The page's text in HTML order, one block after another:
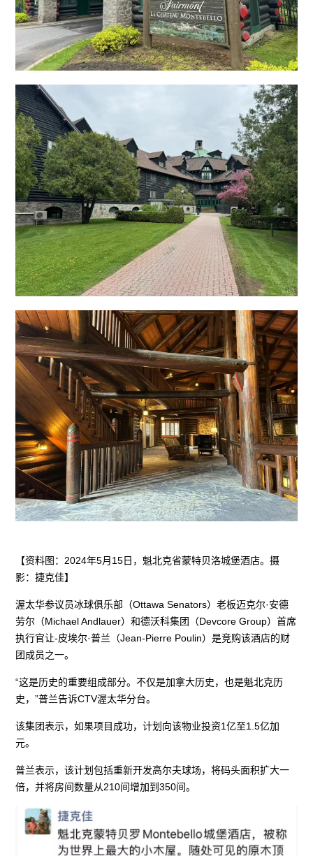
【资料图：2024年5月15日，魁北克省蒙特贝洛城堡酒店。摄
影：捷克佳】
渥太华参议员冰球俱乐部（Ottawa Senators）老板迈克尔·安德
劳尔（Michael Andlauer）和德沃科集团（Devcore Group）首席
执行官让-皮埃尔·普兰（Jean-Pierre Poulin）是竞购该酒店的财
团成员之一。
“这是历史的重要组成部分。不仅是加拿大历史，也是魁北克历
史，”普兰告诉CTV渥太华分台。
该集团表示，如果项目成功，计划向该物业投资1亿至1.5亿加
元。
普兰表示，该计划包括重新开发高尔夫球场，将码头面积扩大一
倍，并将房间数量从210间增加到350间。